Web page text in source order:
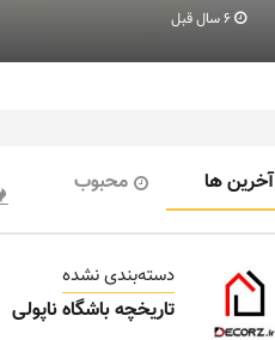
آخرین ها محبوب
دسته‌بندی نشده
تاریخچه باشگاه ناپولی